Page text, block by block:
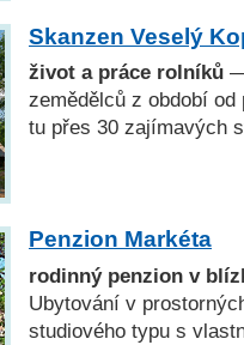
Skanzen Veselý
život a práce rolníků
zemědělců z období
tu přes 30 zajímavých
Penzion Markéta
rodinný penzion v
Ubytování v
studiového typu s